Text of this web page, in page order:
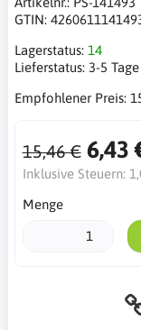
GTIN:
Lagerstatus: 14
Lieferstatus: 3-5 Tage
Empfohlener Preis:
15,46 € 6,43
Inklusive Steuern:
Menge